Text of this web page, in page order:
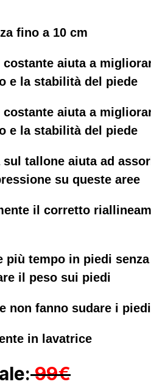
fino a 10 cm
aiuta a
e la stabilità del piede
aiuta a
e la stabilità del piede
tallone aiuta ad
su queste aree
il corretto
più tempo in piedi senza
il peso sui piedi
non fanno sudare i piedi
in lavatrice
99€